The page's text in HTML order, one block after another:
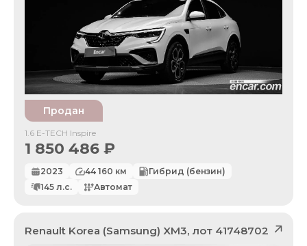
Продан
1.6 E-TECH Inspire
1 850 486 ₽
2023 44 160 км
Гибрид (бензин)
145 л.с. Автомат
Renault Korea (Samsung) XM3, лот 41748702